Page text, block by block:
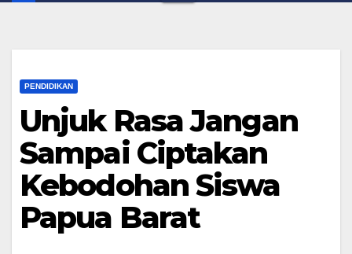
PENDIDIKAN
Unjuk Rasa Jangan
Sampai Ciptakan
Kebodohan Siswa
Papua Barat